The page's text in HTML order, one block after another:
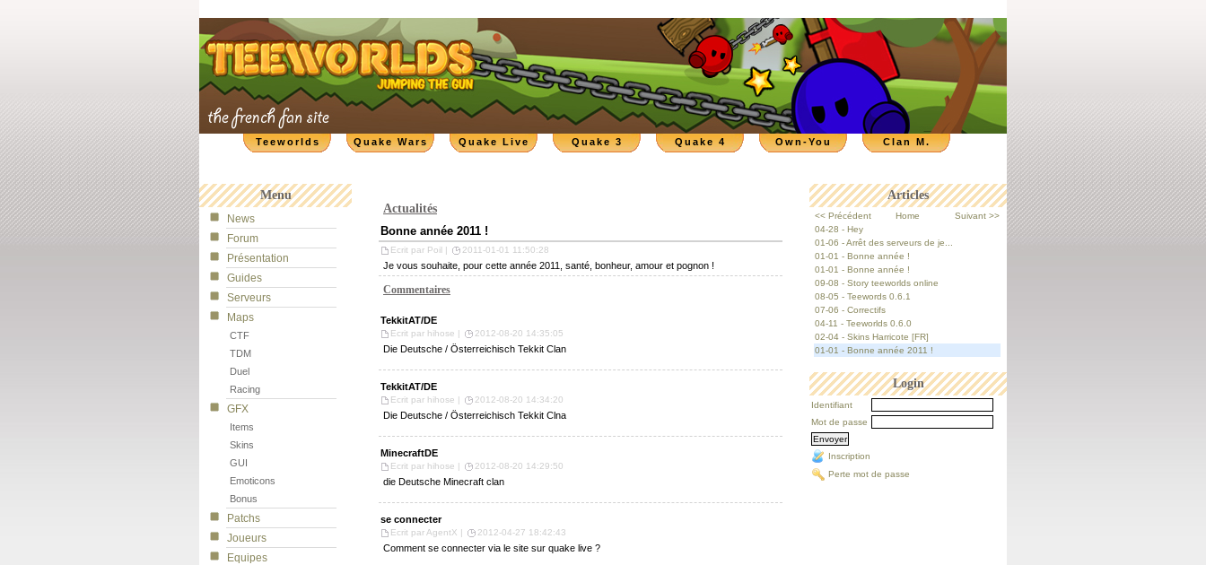
Clan M.
Own-You
Quake 4
Quake 3
Quake Live
Quake Wars
Teeworlds
Menu
News
Forum
Présentation
Guides
Serveurs
Maps
CTF
TDM
Duel
Racing
GFX
Items
Skins
GUI
Emoticons
Bonus
Patchs
Joueurs
Equipes
Articles
<< Précédent Home
Suivant >>
04-28 - Hey
01-06 - Arrêt des serveurs de je...
01-01 - Bonne année !
01-01 - Bonne année !
09-08 - Story teeworlds online
08-05 - Teewords 0.6.1
07-06 - Correctifs
04-11 - Teeworlds 0.6.0
02-04 - Skins Harricote [FR]
01-01 - Bonne année 2011 !
Login
Identifiant
Mot de passe
Inscription
Perte mot de passe
Actualités
Bonne année 2011 !
Ecrit par Poil | 2011-01-01 11:50:28
Je vous souhaite, pour cette année 2011, santé, bonheur, amour et pognon !
Commentaires
TekkitAT/DE
Ecrit par hihose | 2012-08-20 14:35:05
Die Deutsche / Österreichisch Tekkit Clan
TekkitAT/DE
Ecrit par hihose | 2012-08-20 14:34:20
Die Deutsche / Österreichisch Tekkit Clna
MinecraftDE
Ecrit par hihose | 2012-08-20 14:29:50
die Deutsche Minecraft clan
se connecter
Ecrit par AgentX | 2012-04-27 18:42:43
Comment se connecter via le site sur quake live ?